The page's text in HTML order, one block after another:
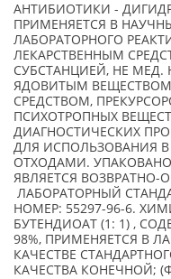
АНТИБИОТИКИ -
ПРИМЕНЯЕТСЯ В
ЛАБОРАТОРНОГО
ЛЕКАРСТВЕННЫМ
СУБСТАНЦИЕЙ, НЕ МЕД.
ЯДОВИТЫМ
СРЕДСТВОМ,
ПСИХОТРОПНЫХ
ДИАГНОСТИЧЕСКИХ
ДЛЯ ИСПОЛЬЗОВАНИЯ В
ОТХОДАМИ.
ЯВЛЯЕТСЯ ВОЗВРАТНО-
ЛАБОРАТОРНЫЙ
НОМЕР: 55297-96-6.
БУТЕНДИОАТ (1: 1) ,
98%, ПРИМЕНЯЕТСЯ В
КАЧЕСТВЕ
КАЧЕСТВА КОНЕЧНОЙ;